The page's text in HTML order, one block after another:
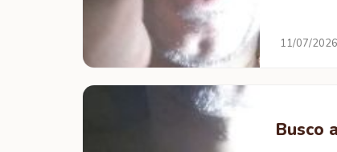
11/07/2026
Busco